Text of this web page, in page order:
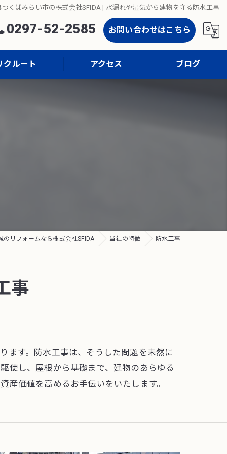
くばみらい市の株式会社SFIDA | 水漏れや湿気から建物を守る防水工事
0297-52-2585 お問い合わせはこちら
クルート アクセス ブログ
のリフォームなら株式会社SFIDA 当社の特徴 防水工事
事
ます。防水工事は、そうした問題を未然に
使し、屋根から基礎まで、建物のあらゆる
産価値を高めるお手伝いをいたします。